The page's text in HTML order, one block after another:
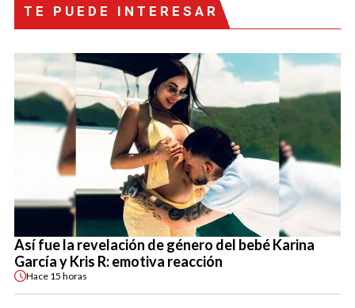
TE PUEDE INTERESAR
Así fue la revelación de género del bebé Karina
García y Kris R: emotiva reacción
Hace 15 horas